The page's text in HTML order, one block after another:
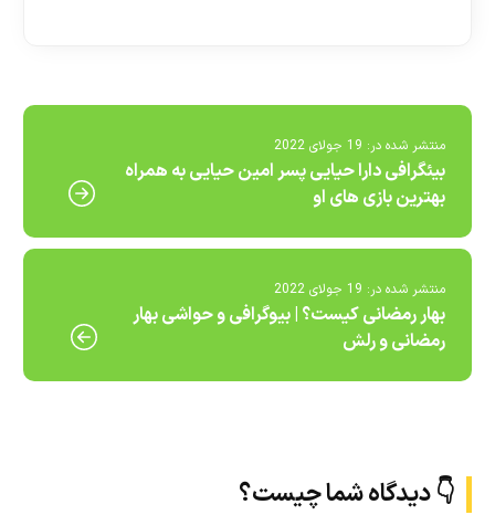
منتشر شده در: 19 جولای 2022
بیئگرافی دارا حیایی پسر امین حیایی به همراه
بهترین بازی های او
منتشر شده در: 19 جولای 2022
بهار رمضانی کیست؟ | بیوگرافی و حواشی بهار
رمضانی و رلش
👇 دیدگاه شما چیست؟